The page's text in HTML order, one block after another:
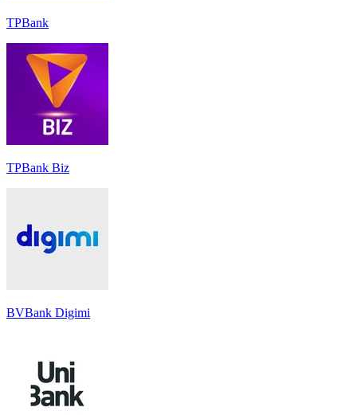
TPBank
TPBank Biz
BVBank Digimi